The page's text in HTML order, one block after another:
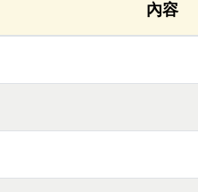
內容